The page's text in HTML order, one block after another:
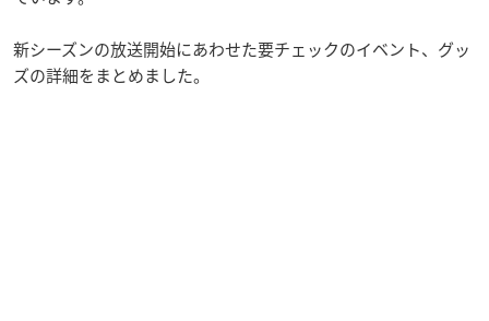
新シーズンの放送開始にあわせた要チェックのイベント、グッ
ズの詳細をまとめました。